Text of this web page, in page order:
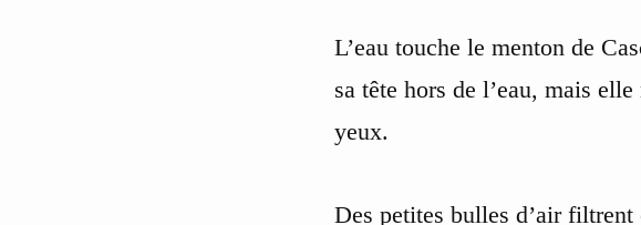
L’eau touche le menton de
sa tête hors de l’eau, mais
yeux.
Des petites bulles d’air filtrent